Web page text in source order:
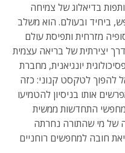
בדיאלוג של צמיחה
ביחיד ובעולם. הוא משלב
מזרחית ותפיסת עולם
יצירתית של בריאה עצמית
יונגיאנית, מחברת
להפוך לטקסט קנוני: כזה
אותו בניסיון להטמיעו
התחדשות ממשית
של מי שהתורה נחרתה
חובה למחפשים רוחניים